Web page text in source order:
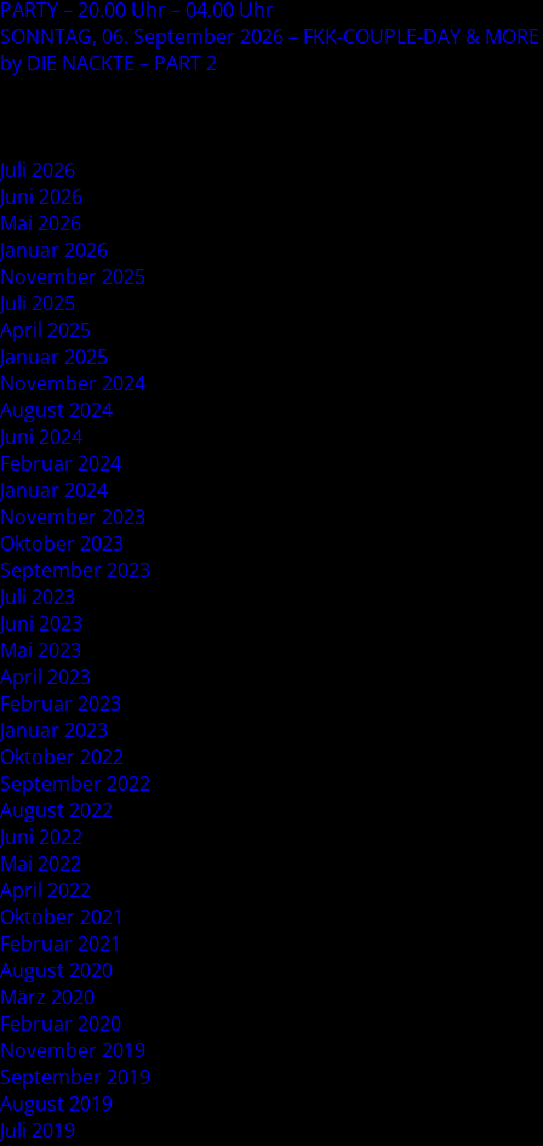
PARTY – 20.00 Uhr – 04.00 Uhr
SONNTAG, 06. September 2026 – FKK-COUPLE-DAY & MORE
by DIE NACKTE – PART 2
Juli 2026
Juni 2026
Mai 2026
Januar 2026
November 2025
Juli 2025
April 2025
Januar 2025
November 2024
August 2024
Juni 2024
Februar 2024
Januar 2024
November 2023
Oktober 2023
September 2023
Juli 2023
Juni 2023
Mai 2023
April 2023
Februar 2023
Januar 2023
Oktober 2022
September 2022
August 2022
Juni 2022
Mai 2022
April 2022
Oktober 2021
Februar 2021
August 2020
März 2020
Februar 2020
November 2019
September 2019
August 2019
Juli 2019